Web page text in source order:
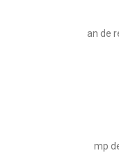
an de
mp